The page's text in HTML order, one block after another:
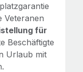
Veteranen
für
Beschäftigte
Urlaub mit